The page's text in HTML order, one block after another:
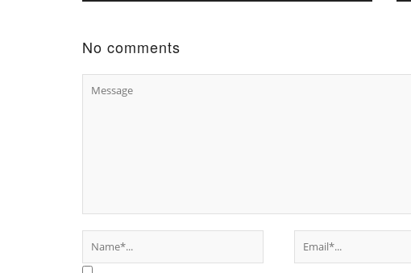
mempunyai faktor malas. Hal ini
terhambatnya suatu pekerjaan. Jika ...
No comments